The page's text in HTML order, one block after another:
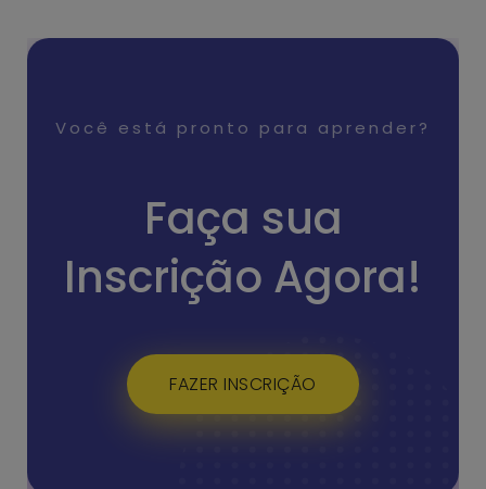
Você está pronto para aprender?
Faça sua
Inscrição Agora!
FAZER INSCRIÇÃO